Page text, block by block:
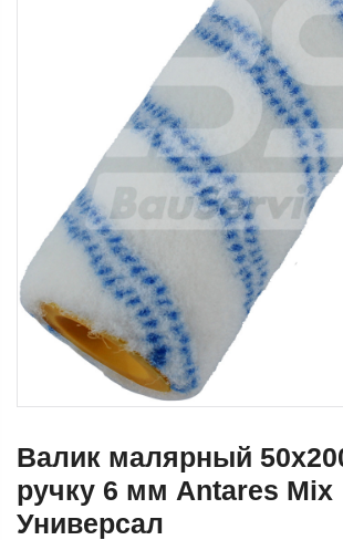
Валик малярный
ручку 6 мм Antares Mix
Универсал